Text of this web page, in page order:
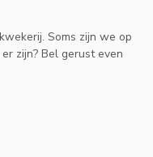
Soms zijn we op
zijn? Bel gerust even